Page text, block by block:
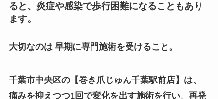
ると、炎症や感染で歩行困難になることもあり
ます。
大切なのは 早期に専門施術を受けること。
千葉市中央区の【巻き爪じゅん千葉駅前店】は、
痛みを抑えつつ1回で変化を出す施術を行い、再発